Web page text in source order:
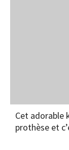
Cet adorable
prothèse et